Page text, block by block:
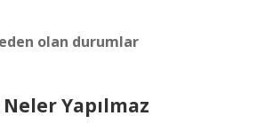
olan durumlar
Yapılmaz